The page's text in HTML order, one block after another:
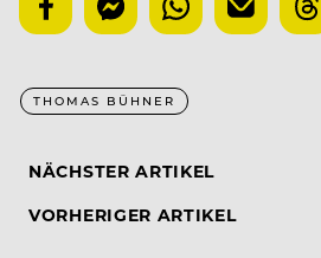
THOMAS BÜHNER
NÄCHSTER ARTIKEL
VORHERIGER ARTIKEL